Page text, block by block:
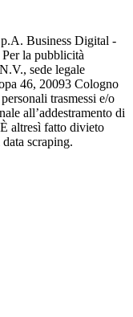
Business Digital -
la pubblicità
sede legale
46, 20093 Cologno
trasmessi e/o
all’addestramento di
altresì fatto divieto
scraping.